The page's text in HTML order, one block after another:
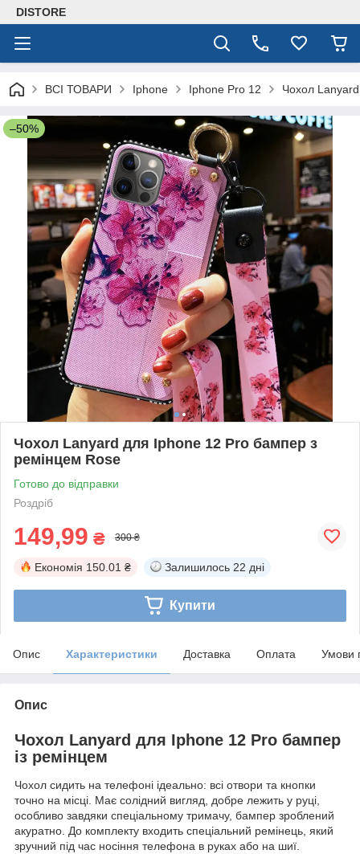
DISTORE
ВСІ ТОВАРИ Iphone Iphone Pro 12 Чохол
–50%
Чохол Lanyard для Iphone 12 Pro бампер з
ремінцем Rose
Готово до відправки
Роздріб
149,99 ₴ 300 ₴
Економія 150.01 ₴ Залишилось 22 дні
Купити
Опис Характеристики Доставка Оплата Умови
Опис
Чохол Lanyard для Iphone 12 Pro бампер
із ремінцем
Чохол сидить на телефоні ідеально: всі отвори та кнопки
точно на місці. Має солідний вигляд, добре лежить у руці,
особливо завдяки спеціальному тримачу, бампер зроблений
акуратно. До комплекту входить спеціальний ремінець, який
зручний під час носіння телефона в руках або на шиї.